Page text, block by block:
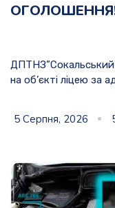
ДПТНЗ”Сокальський
на об’єкті ліцею за
5 Серпня, 2026